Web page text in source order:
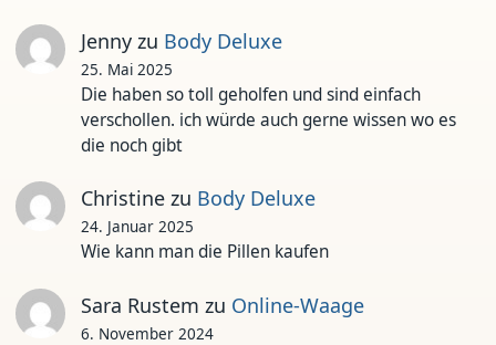
Jennyzu Body Deluxe
25. Mai 2025
Die haben so toll geholfen und sind einfach
verschollen. ich würde auch gerne wissen wo es
die noch gibt
Christinezu Body Deluxe
24. Januar 2025
Wie kann man die Pillen kaufen
Sara Rustem zu Online-Waage
6. November 2024